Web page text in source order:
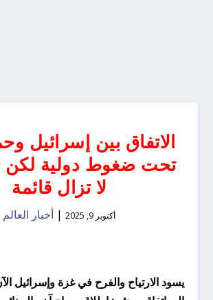
الاتفاق بين إسرائيل
تحت ضغوط دولية لكن
لا تزال قائمة
أكتوبر 9, 2025 | أخبار العالم
يسود الارتياح والفرح في غزة وإسرائيل